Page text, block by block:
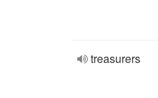
treasurers